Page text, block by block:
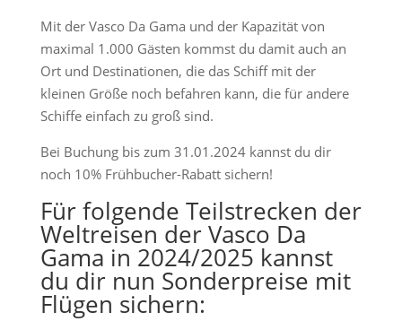
Mit der Vasco Da Gama und der Kapazität von
maximal 1.000 Gästen kommst du damit auch an
Ort und Destinationen, die das Schiff mit der
kleinen Größe noch befahren kann, die für andere
Schiffe einfach zu groß sind.
Bei Buchung bis zum 31.01.2024 kannst du dir
noch 10% Frühbucher-Rabatt sichern!
Für folgende Teilstrecken der
Weltreisen der Vasco Da
Gama in 2024/2025 kannst
du dir nun Sonderpreise mit
Flügen sichern: